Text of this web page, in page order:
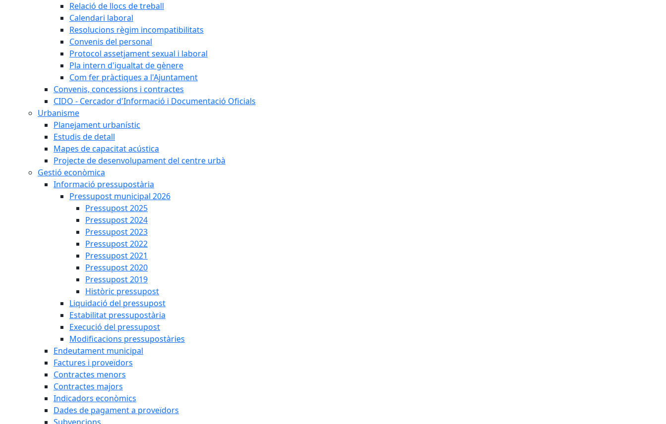
Relació de llocs de treball
Calendari laboral
Resolucions règim incompatibilitats
Convenis del personal
Protocol assetjament sexual i laboral
Pla intern d'igualtat de gènere
Com fer pràctiques a l'Ajuntament
Convenis, concessions i contractes
CIDO - Cercador d'Informació i Documentació Oficials
Urbanisme
Planejament urbanístic
Estudis de detall
Mapes de capacitat acústica
Projecte de desenvolupament del centre urbà
Gestió econòmica
Informació pressupostària
Pressupost municipal 2026
Pressupost 2025
Pressupost 2024
Pressupost 2023
Pressupost 2022
Pressupost 2021
Pressupost 2020
Pressupost 2019
Històric pressupost
Liquidació del pressupost
Estabilitat pressupostària
Execució del pressupost
Modificacions pressupostàries
Endeutament municipal
Factures i proveïdors
Contractes menors
Contractes majors
Indicadors econòmics
Dades de pagament a proveïdors